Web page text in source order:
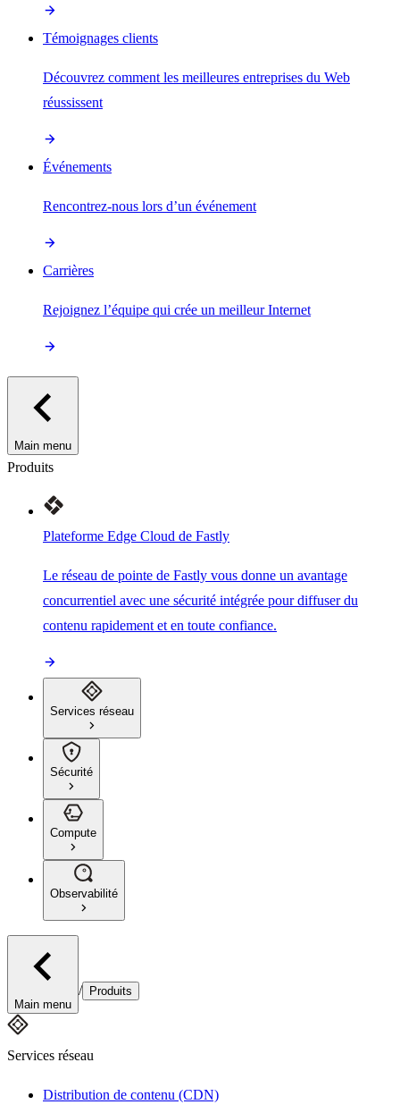
Témoignages clients
Découvrez comment les meilleures entreprises du Web
réussissent
Événements
Rencontrez-nous lors d’un événement
Carrières
Rejoignez l’équipe qui crée un meilleur Internet
Main menu
Produits
Plateforme Edge Cloud de Fastly
Le réseau de pointe de Fastly vous donne un avantage
concurrentiel avec une sécurité intégrée pour diffuser du
contenu rapidement et en toute confiance.
Services réseau
Sécurité
Compute
Observabilité
Main menu
/ Produits
Services réseau
Distribution de contenu (CDN)